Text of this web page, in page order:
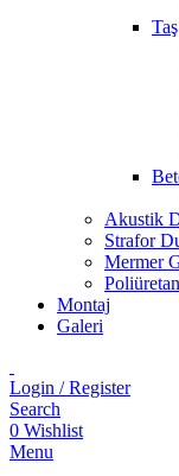
Taş
Akustik
Strafor
Mermer
Montaj
Galeri
Login / Register
Search
0 Wishlist
Menu